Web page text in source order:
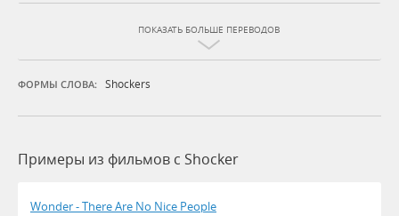
ПОКАЗАТЬ БОЛЬШЕ ПЕРЕВОДОВ
ФОРМЫ СЛОВА: Shockers
Примеры из фильмов c Shocker
Wonder - There Are No Nice People